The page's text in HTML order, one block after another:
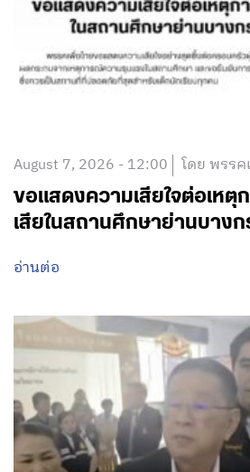
August 7, 2026 - 12:00 โดย พรรค
ขอแสดงความเสียใจต่อเห
เสียในสถานศึกษาย่านบาง
อ่านต่อ